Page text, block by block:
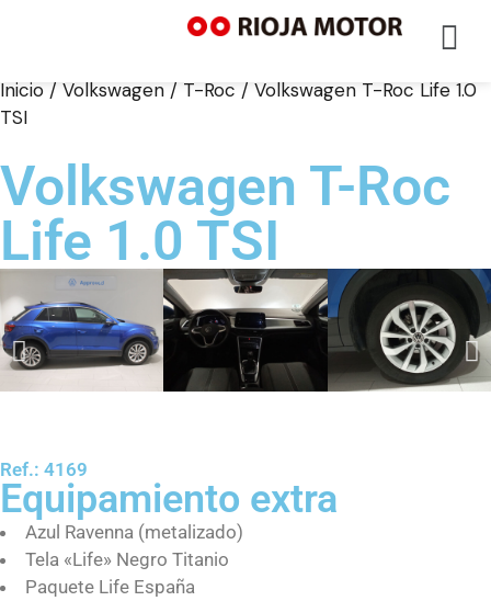
Inicio / Volkswagen / T-Roc / Volkswagen T-Roc Life 1.0
TSI
Volkswagen T-Roc
Life 1.0 TSI
Ref.: 4169
Equipamiento extra
Azul Ravenna (metalizado)
Tela «Life» Negro Titanio
Paquete Life España